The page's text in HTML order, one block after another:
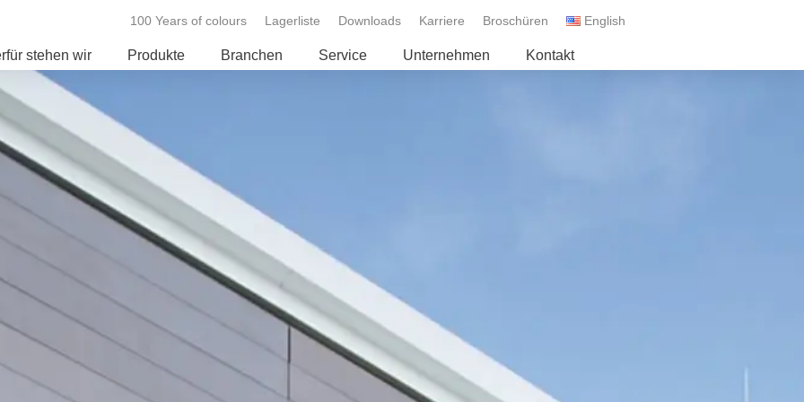
100 Years of colours Lagerliste Downloads Karriere Broschüren English
stehen wir Produkte Branchen Service Unternehmen Kontakt